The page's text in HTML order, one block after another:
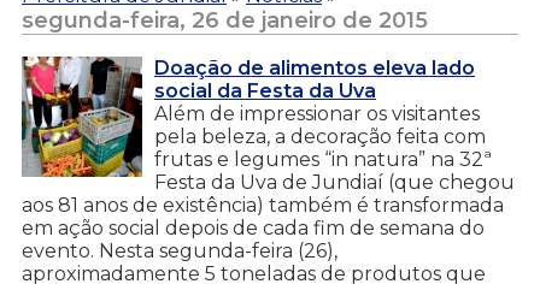
segunda-feira, 26 de janeiro de 2015
Doação de alimentos eleva lado
social da Festa da Uva
Além de impressionar os visitantes
pela beleza, a decoração feita com
frutas e legumes “in natura” na 32ª
Festa da Uva de Jundiaí (que chegou
aos 81 anos de existência) também é transformada
em ação social depois de cada fim de semana do
evento. Nesta segunda-feira (26),
aproximadamente 5 toneladas de produtos que